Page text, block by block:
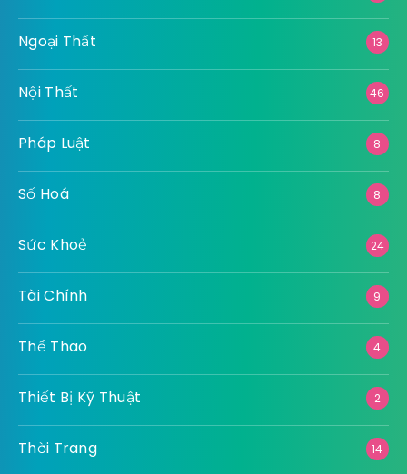
Ngoại Thất 13
Nội Thất 46
Pháp Luật 8
Số Hoá 8
Sức Khoẻ 24
Tài Chính 9
Thể Thao 4
Thiết Bị Kỹ Thuật 2
Thời Trang 14